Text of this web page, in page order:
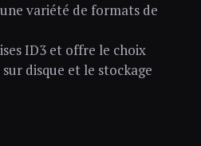
variété de formats de
ID3 et offre le choix
disque et le stockage